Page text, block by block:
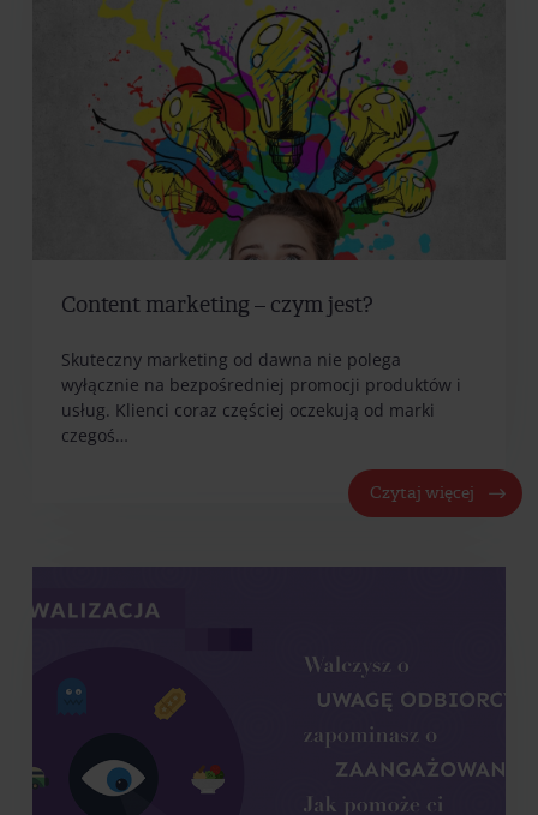
Content marketing – czym jest?
Skuteczny marketing od dawna nie polega
wyłącznie na bezpośredniej promocji produktów i
usług. Klienci coraz częściej oczekują od marki
czegoś…
Czytaj więcej